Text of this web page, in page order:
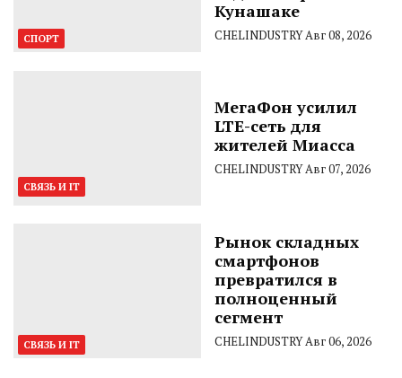
СПОРТ
Кунашаке
CHELINDUSTRYАвг 08, 2026
СВЯЗЬ И IT
МегаФон усилил
LTE-сеть для
жителей Миасса
CHELINDUSTRYАвг 07, 2026
СВЯЗЬ И IT
Рынок складных
смартфонов
превратился в
полноценный
сегмент
CHELINDUSTRYАвг 06, 2026